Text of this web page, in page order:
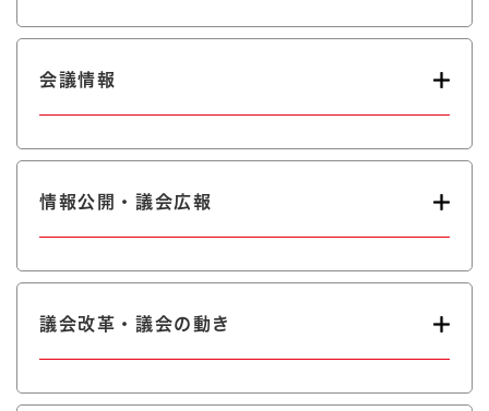
会議情報
情報公開・議会広報
議会改革・議会の動き